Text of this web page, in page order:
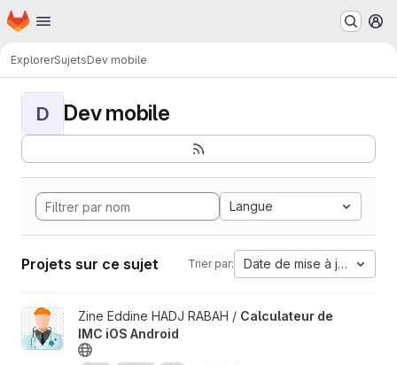
Passer au contenu principal
Page d'accueil
ExplorerSujetsDev mobile
D Dev mobile
Langue
Projets sur ce sujet Trier par: Date de mise à jour
Afficher le projet Calculateur de IMC iOS Android
Zine Eddine HADJ RABAH / Calculateur de
IMC iOS Android